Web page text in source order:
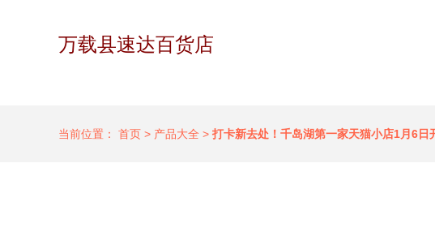
万载县速达百货店
当前位置： 首页 > 产品大全 > 打卡新去处！千岛湖第一家天猫小店1月6日